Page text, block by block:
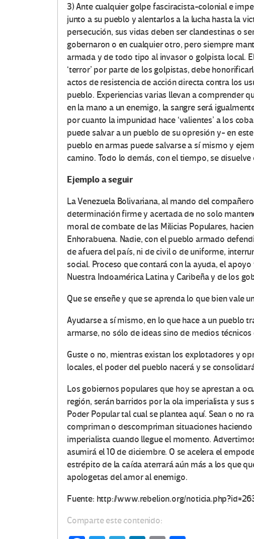
3) Ante cualquier golpe fasciracista-colonial e
junto a su pueblo y alentarlos a la lucha hasta la
persecución, sus vidas deben ser clandestinas o
gobernaron o en cualquier otro, pero siempre
armada y de todo tipo al invasor o golpista local.
‘terror’ por parte de los golpistas, debe
actos de resistencia de acción directa contra los
pueblo. Experiencias varias llevan a comprender
en la mano a un enemigo, la sangre será
por cuanto la impunidad hace ‘valientes’ a los
puede salvar a un pueblo de su opresión y- en
pueblo en armas puede salvarse a sí mismo y
camino. Todo lo demás, con el tiempo, se disuelve
Ejemplo a seguir
La Venezuela Bolivariana, al mando del
determinación firme y acertada de no solo
moral de combate de las Milicias Populares,
Enhorabuena. Nadie, con el pueblo armado
de afuera del país, ni de civil o de uniforme,
social. Proceso que contará con la ayuda, el
Nuestra Indoamérica Latina y Caribeña y de los
Que se enseñe y que se aprenda lo que bien vale
Ayudarse a sí mismo, en lo que hace a un pueblo
armarse, no sólo de ideas sino de medios
Guste o no, mientras existan los explotadores y
locales, el poder del pueblo nacerá y se
Los gobiernos populares que hoy se aprestan a
región, serán barridos por la ola imperialista y
Poder Popular tal cual se plantea aquí. Sean o no
compriman o descompriman situaciones
imperialista cuando llegue el momento.
asumirá el 10 de diciembre. O se acelera el
estrépito de la caída aterrará aún más a los que
apologetas del amor al enemigo.
Fuente: http://www.rebelion.org/
Comparte este contenido: